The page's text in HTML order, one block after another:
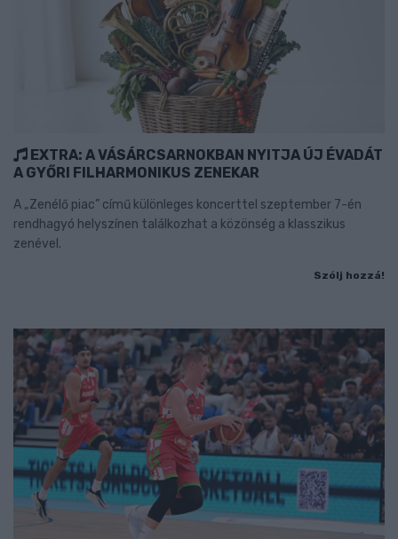
EXTRA: A VÁSÁRCSARNOKBAN NYITJA ÚJ ÉVADÁT
A GYŐRI FILHARMONIKUS ZENEKAR
A „Zenélő piac” című különleges koncerttel szeptember 7-én
rendhagyó helyszínen találkozhat a közönség a klasszikus
zenével.
Szólj hozzá!